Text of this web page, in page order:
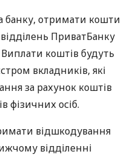
банку, отримати кошти
ПриватБанку
Виплати коштів будуть
вкладників, які
за рахунок коштів
фізичних осіб.
відшкодування
відділенні